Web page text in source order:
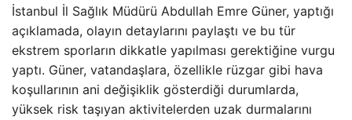
İstanbul İl Sağlık Müdürü Abdullah Emre Güner, yaptığı
açıklamada, olayın detaylarını paylaştı ve bu tür
ekstrem sporların dikkatle yapılması gerektiğine vurgu
yaptı. Güner, vatandaşlara, özellikle rüzgar gibi hava
koşullarının ani değişiklik gösterdiği durumlarda,
yüksek risk taşıyan aktivitelerden uzak durmalarını